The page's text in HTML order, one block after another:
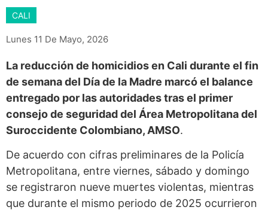
CALI
Lunes 11 De Mayo, 2026
La reducción de homicidios en Cali durante el fin
de semana del Día de la Madre marcó el balance
entregado por las autoridades tras el primer
consejo de seguridad del Área Metropolitana del
Suroccidente Colombiano, AMSO.
De acuerdo con cifras preliminares de la Policía
Metropolitana, entre viernes, sábado y domingo
se registraron nueve muertes violentas, mientras
que durante el mismo periodo de 2025 ocurrieron